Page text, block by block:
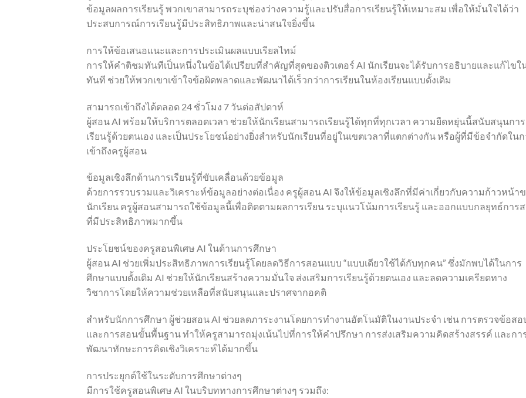
ข้อมูลผลการเรียนรู้ พวกเขาสามารถระบุช่องว่างความรู้และปรับสื่อการเรียนรู้ให้เหมาะสม เพื่อให้มั่นใจได้ว่า
ประสบการณ์การเรียนรู้มีประสิทธิภาพและน่าสนใจยิ่งขึ้น
การให้ข้อเสนอแนะและการประเมินผลแบบเรียลไทม์
การให้คำติชมทันทีเป็นหนึ่งในข้อได้เปรียบที่สำคัญที่สุดของติวเตอร์ AI นักเรียนจะได้รับการอธิบายและแก้ไขใ
ทันที ช่วยให้พวกเขาเข้าใจข้อผิดพลาดและพัฒนาได้เร็วกว่าการเรียนในห้องเรียนแบบดั้งเดิม
สามารถเข้าถึงได้ตลอด 24 ชั่วโมง 7 วันต่อสัปดาห์
ผู้สอน AI พร้อมให้บริการตลอดเวลา ช่วยให้นักเรียนสามารถเรียนรู้ได้ทุกที่ทุกเวลา ความยืดหยุ่นนี้สนับสนุนการ
เรียนรู้ด้วยตนเอง และเป็นประโยชน์อย่างยิ่งสำหรับนักเรียนที่อยู่ในเขตเวลาที่แตกต่างกัน หรือผู้ที่มีข้อจำกัดใน
เข้าถึงครูผู้สอน
ข้อมูลเชิงลึกด้านการเรียนรู้ที่ขับเคลื่อนด้วยข้อมูล
ด้วยการรวบรวมและวิเคราะห์ข้อมูลอย่างต่อเนื่อง ครูผู้สอน AI จึงให้ข้อมูลเชิงลึกที่มีค่าเกี่ยวกับความก้าวหน้า
นักเรียน ครูผู้สอนสามารถใช้ข้อมูลนี้เพื่อติดตามผลการเรียน ระบุแนวโน้มการเรียนรู้ และออกแบบกลยุทธ์การ
ที่มีประสิทธิภาพมากขึ้น
ประโยชน์ของครูสอนพิเศษ AI ในด้านการศึกษา
ผู้สอน AI ช่วยเพิ่มประสิทธิภาพการเรียนรู้โดยลดวิธีการสอนแบบ “แบบเดียวใช้ได้กับทุกคน” ซึ่งมักพบได้ในการ
ศึกษาแบบดั้งเดิม AI ช่วยให้นักเรียนสร้างความมั่นใจ ส่งเสริมการเรียนรู้ด้วยตนเอง และลดความเครียดทาง
วิชาการโดยให้ความช่วยเหลือที่สนับสนุนและปราศจากอคติ
สำหรับนักการศึกษา ผู้ช่วยสอน AI ช่วยลดภาระงานโดยการทำงานอัตโนมัติในงานประจำ เช่น การตรวจข้อสอ
และการสอนขั้นพื้นฐาน ทำให้ครูสามารถมุ่งเน้นไปที่การให้คำปรึกษา การส่งเสริมความคิดสร้างสรรค์ และกา
พัฒนาทักษะการคิดเชิงวิเคราะห์ได้มากขึ้น
การประยุกต์ใช้ในระดับการศึกษาต่างๆ
มีการใช้ครูสอนพิเศษ AI ในบริบททางการศึกษาต่างๆ รวมถึง: